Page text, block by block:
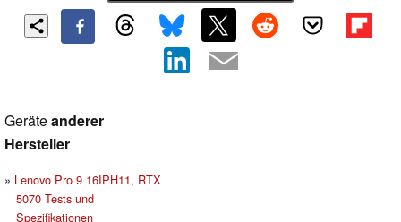
Geräteanderer
Hersteller
Lenovo Pro 9 16IPH11, RTX
5070 Tests und
Spezifikationen